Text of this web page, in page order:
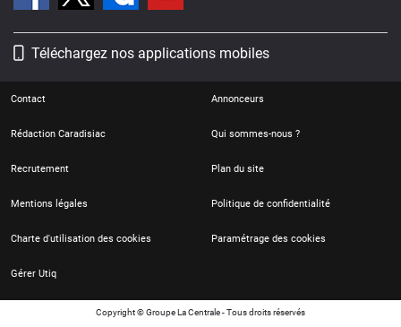
Téléchargez nos applications mobiles
Contact Annonceurs
Rédaction Caradisiac Qui sommes-nous ?
Recrutement Plan du site
Mentions légales Politique de confidentialité
Charte d'utilisation des cookies Paramétrage des cookies
Gérer Utiq
Copyright © Groupe La Centrale - Tous droits réservés